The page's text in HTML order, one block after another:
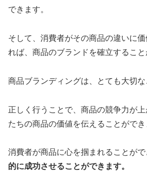
できます。
そして、消費者がその商品の違いに
れば、商品のブランドを確立すること
商品ブランディングは、とても大切な
正しく行うことで、商品の競争力が
たちの商品の価値を伝えることができ
消費者が商品に心を掴まれることがで
的に成功させることができます。